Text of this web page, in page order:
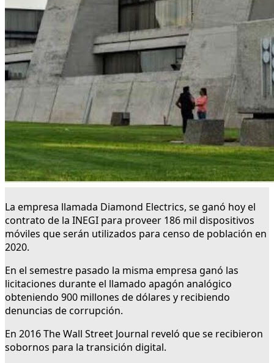
La empresa llamada Diamond Electrics, se ganó hoy el
contrato de la INEGI para proveer 186 mil dispositivos
móviles que serán utilizados para censo de población en
2020.
En el semestre pasado la misma empresa ganó las
licitaciones durante el llamado apagón analógico
obteniendo 900 millones de dólares y recibiendo
denuncias de corrupción.
En 2016 The Wall Street Journal reveló que se recibieron
sobornos para la transición digital.